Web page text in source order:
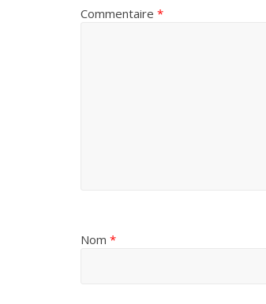
Commentaire *
Nom *